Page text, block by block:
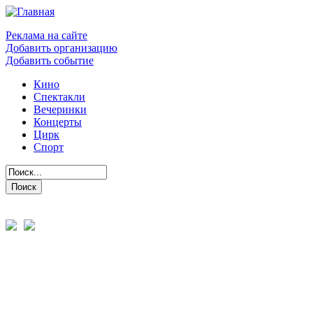
Реклама на сайте
Добавить организацию
Добавить событие
Кино
Спектакли
Вечеринки
Концерты
Цирк
Спорт